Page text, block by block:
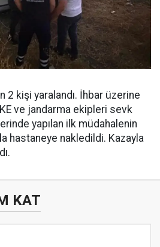
2 kişi yaralandı. İhbar üzerine
ve jandarma ekipleri sevk
yapılan ilk müdahalenin
hastaneye nakledildi. Kazayla
KAT